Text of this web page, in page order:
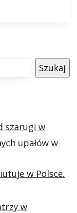
Szukaj
szarugi w
upałów w
w Polsce.
w